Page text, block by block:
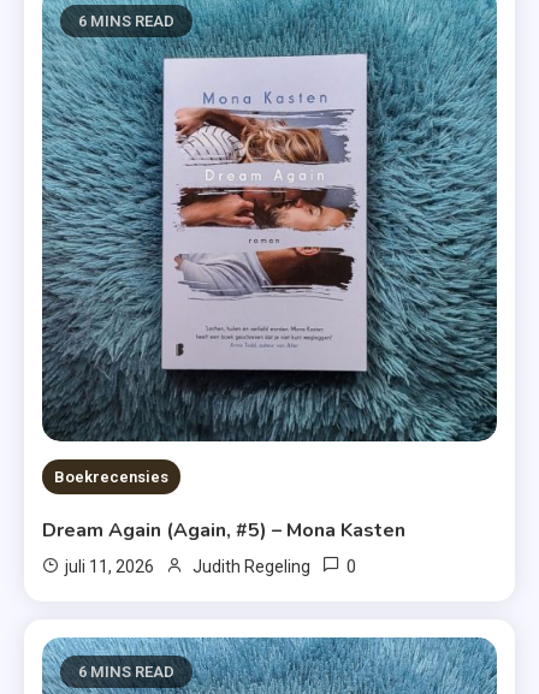
6 MINS READ
Boekrecensies
Dream Again (Again, #5) – Mona Kasten
juli 11, 2026 Judith Regeling 0
6 MINS READ